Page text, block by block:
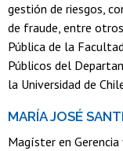
gestión de riesgos,
de fraude, entre
Pública de la
Públicos del
la Universidad de
MARÍA JOSÉ
Magíster en